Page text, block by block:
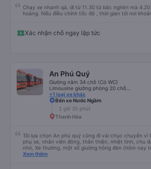
Chạy xe nhanh qá, đi từ 11.30 từ bắc nghèn mà
hoàng. Nếu điều chỉnh tốc độ , thời gian tới nơi
Xác nhận chỗ ngay lập tức
An Phú Quý
Giường nằm 34 chỗ (Có WC)
+1 loại xe khác
Bến xe Nước Ngầm
2 giờ 30 phút
Thanh Hóa
Tôi lựa chọn An phú quý cũng đi vài chục chuyến vì
phụ xe, nhân viên đông, thân thiện, nhiệt tình, chu
nhỏ, Xe thường, một số giường hỏng đèn (hôm nay
cửa gió điều hoà (cửa cuộn) nút kẹt, khá lạnh. Tuy
Xem thêm